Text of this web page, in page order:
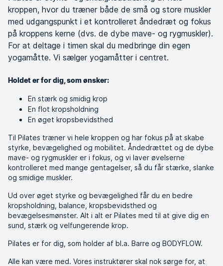
kroppen, hvor du træner både de små og store muskler
med udgangspunkt i et kontrolleret åndedræt og fokus
på kroppens kerne (dvs. de dybe mave- og rygmuskler).
For at deltage i timen skal du medbringe din egen
yogamåtte. Vi sælger yogamåtter i centret.
Holdet er for dig, som ønsker:
En stærk og smidig krop
En flot kropsholdning
En øget kropsbevidsthed
Til Pilates træner vi hele kroppen og har fokus på at skabe
styrke, bevægelighed og mobilitet. Åndedrættet og de dybe
mave- og rygmuskler er i fokus, og vi laver øvelserne
kontrolleret med mange gentagelser, så du får stærke, slanke
og smidige muskler.
Ud over øget styrke og bevægelighed får du en bedre
kropsholdning, balance, kropsbevidsthed og
bevægelsesmønster. Alt i alt er Pilates med til at give dig en
sund, stærk og velfungerende krop.
Pilates er for dig, som holder af bl.a. Barre og BODYFLOW.
Alle kan være med. Vores instruktører skal nok sørge for, at